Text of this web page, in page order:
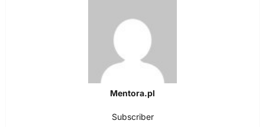
Mentora.pl
Subscriber